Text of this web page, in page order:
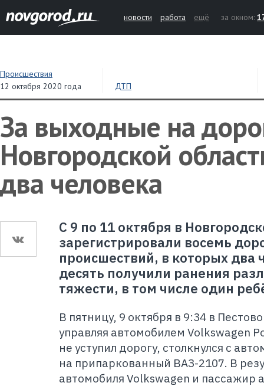
новости работа ещё за окном:
Происшествия
12 октября 2020 года
ДТП
За выходные на
Новгородской
два человека
С 9 по 11 октября в
зарегистрировали восемь
происшествий, в которых два
десять получили ранения
тяжести, в том числе один
В пятницу, 9 октября в 9:34 в
управляя автомобилем Volkswagen
не уступил дорогу, столкнулся с
на припаркованный ВАЗ-2107. В
автомобиля Volkswagen и пассажир